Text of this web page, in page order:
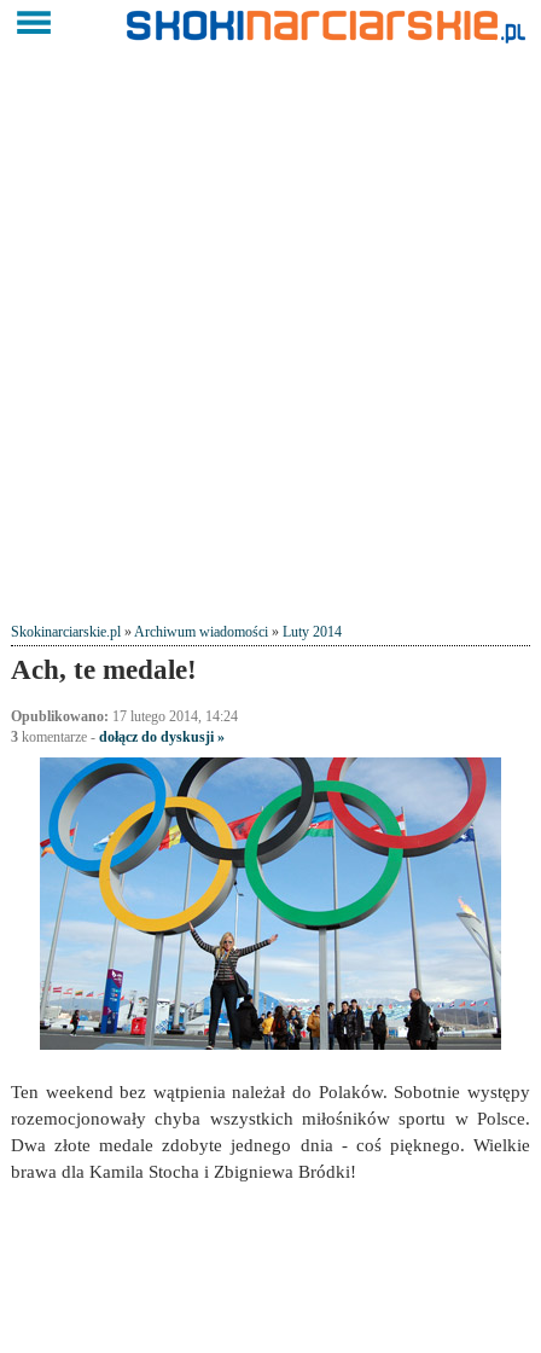
Skokinarciarskie.pl»Archiwum wiadomości» Luty 2014
Ach, te medale!
Opublikowano: 17 lutego 2014, 14:24
3komentarze- dołącz do dyskusji »
Ten weekend bez wątpienia należał do Polaków. Sobotnie występy
rozemocjonowały chyba wszystkich miłośników sportu w Polsce.
Dwa złote medale zdobyte jednego dnia - coś pięknego. Wielkie
brawa dla Kamila Stocha i Zbigniewa Bródki!